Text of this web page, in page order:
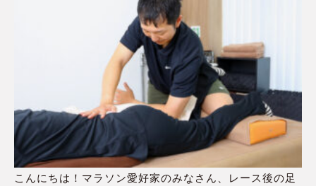
こんにちは！マラソン愛好家のみなさん、レース後の足